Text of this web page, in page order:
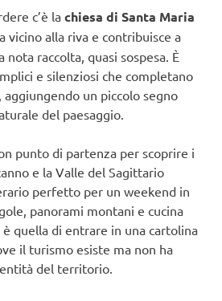
c’è la chiesa di Santa Maria
vicino alla riva e contribuisce a
nota raccolta, quasi sospesa. È
e silenziosi che completano
aggiungendo un piccolo segno
del paesaggio.
punto di partenza per scoprire i
e la Valle del Sagittario
perfetto per un weekend in
panorami montani e cucina
è quella di entrare in una cartolina
il turismo esiste ma non ha
del territorio.